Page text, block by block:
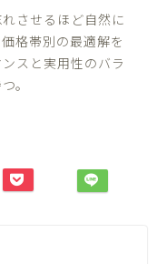
させるほど自然に
格帯別の最適解を
スと実用性のバラ
。